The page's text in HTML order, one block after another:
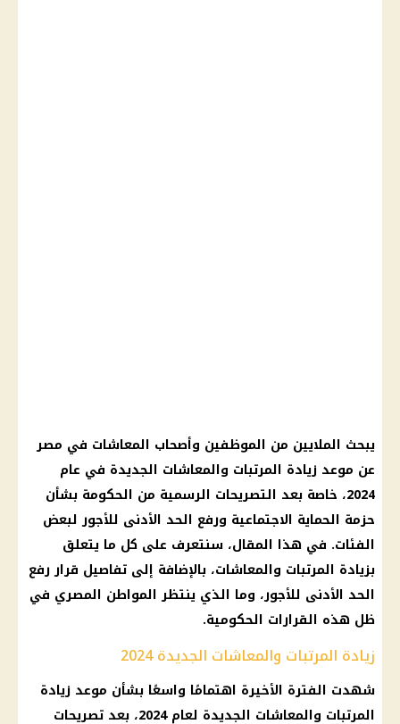
يبحث الملايين من الموظفين وأصحاب المعاشات في مصر
عن موعد زيادة المرتبات والمعاشات الجديدة في عام
2024، خاصة بعد التصريحات الرسمية من الحكومة بشأن
حزمة الحماية الاجتماعية ورفع الحد الأدنى للأجور لبعض
الفئات. في هذا المقال، سنتعرف على كل ما يتعلق
بزيادة المرتبات والمعاشات، بالإضافة إلى تفاصيل قرار رفع
الحد الأدنى للأجور، وما الذي ينتظر المواطن المصري في
ظل هذه القرارات الحكومية.
زيادة المرتبات والمعاشات الجديدة 2024
شهدت الفترة الأخيرة اهتمامًا واسعًا بشأن موعد زيادة
المرتبات والمعاشات الجديدة لعام 2024، بعد تصريحات